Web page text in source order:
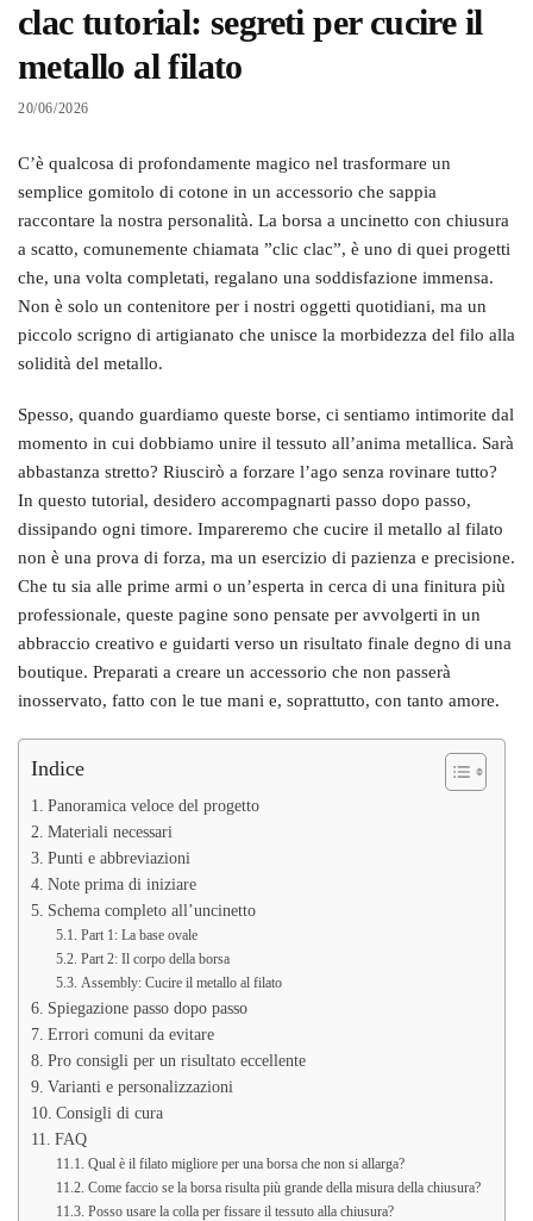
clac tutorial: segreti per cucire il
metallo al filato
20/06/2026
C’è qualcosa di profondamente magico nel trasformare un
semplice gomitolo di cotone in un accessorio che sappia
raccontare la nostra personalità. La borsa a uncinetto con chiusura
a scatto, comunemente chiamata ”clic clac”, è uno di quei progetti
che, una volta completati, regalano una soddisfazione immensa.
Non è solo un contenitore per i nostri oggetti quotidiani, ma un
piccolo scrigno di artigianato che unisce la morbidezza del filo alla
solidità del metallo.
Spesso, quando guardiamo queste borse, ci sentiamo intimorite dal
momento in cui dobbiamo unire il tessuto all’anima metallica. Sarà
abbastanza stretto? Riuscirò a forzare l’ago senza rovinare tutto?
In questo tutorial, desidero accompagnarti passo dopo passo,
dissipando ogni timore. Impareremo che cucire il metallo al filato
non è una prova di forza, ma un esercizio di pazienza e precisione.
Che tu sia alle prime armi o un’esperta in cerca di una finitura più
professionale, queste pagine sono pensate per avvolgerti in un
abbraccio creativo e guidarti verso un risultato finale degno di una
boutique. Preparati a creare un accessorio che non passerà
inosservato, fatto con le tue mani e, soprattutto, con tanto amore.
Indice
Panoramica veloce del progetto
Materiali necessari
Punti e abbreviazioni
Note prima di iniziare
Schema completo all’uncinetto
Part 1: La base ovale
Part 2: Il corpo della borsa
Assembly: Cucire il metallo al filato
Spiegazione passo dopo passo
Errori comuni da evitare
Pro consigli per un risultato eccellente
Varianti e personalizzazioni
Consigli di cura
FAQ
Qual è il filato migliore per una borsa che non si allarga?
Come faccio se la borsa risulta più grande della misura della chiusura?
Posso usare la colla per fissare il tessuto alla chiusura?